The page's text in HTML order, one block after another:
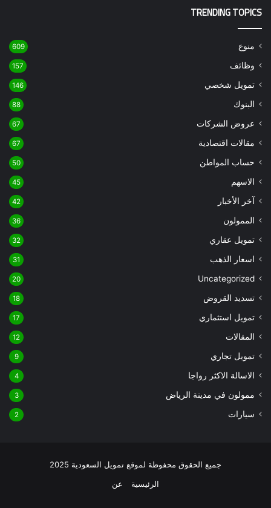
TRENDING TOPICS
منوع 609
وظائف 157
تمويل شخصي 146
البنوك 88
عروض الشركات 67
مقالات اقتصادية 67
حساب المواطن 50
الاسهم 45
آخر الأخبار 42
الممولون 36
تمويل عقاري 32
اسعار الذهب 31
Uncategorized
20
تسديد القروض 18
تمويل استثماري 17
المقالات 12
تمويل تجاري 9
الاسالة الاكثر رواجا 4
ممولون في مدينة الرياض 3
سيارات 2
جميع الحقوق محفوظة لموقع تمويل السعودية 2025
الرئيسية
عن